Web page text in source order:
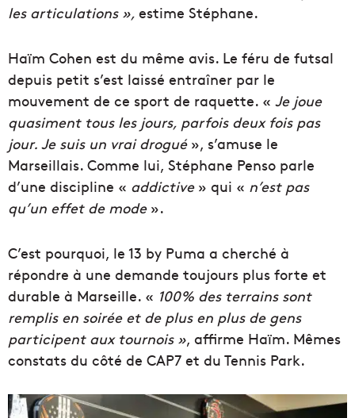
les articulations », estime Stéphane.
Haïm Cohen est du même avis. Le féru de futsal
depuis petit s’est laissé entraîner par le
mouvement de ce sport de raquette. « Je joue
quasiment tous les jours, parfois deux fois pas
jour. Je suis un vrai drogué», s’amuse le
Marseillais. Comme lui, Stéphane Penso parle
d’une discipline « addictive» qui « n’est pas
qu’un effet de mode».
C’est pourquoi, le 13 by Puma a cherché à
répondre à une demande toujours plus forte et
durable à Marseille. « 100% des terrains sont
remplis en soirée et de plus en plus de gens
participent aux tournois », affirme Haïm. Mêmes
constats du côté de CAP7 et du Tennis Park.